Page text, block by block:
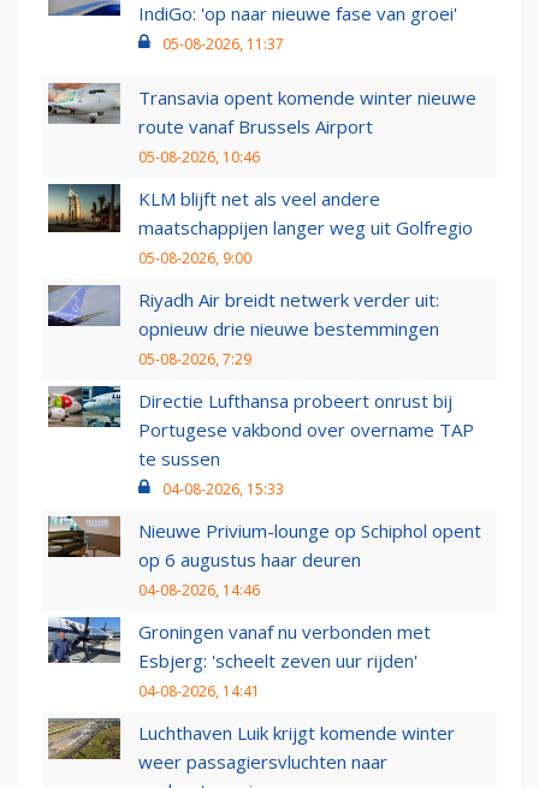
IndiGo: 'op naar nieuwe fase van groei'
05-08-2026, 11:37
Transavia opent komende winter nieuwe
route vanaf Brussels Airport
05-08-2026, 10:46
KLM blijft net als veel andere
maatschappijen langer weg uit Golfregio
05-08-2026, 9:00
Riyadh Air breidt netwerk verder uit:
opnieuw drie nieuwe bestemmingen
05-08-2026, 7:29
Directie Lufthansa probeert onrust bij
Portugese vakbond over overname TAP
te sussen
04-08-2026, 15:33
Nieuwe Privium-lounge op Schiphol opent
op 6 augustus haar deuren
04-08-2026, 14:46
Groningen vanaf nu verbonden met
Esbjerg: 'scheelt zeven uur rijden'
04-08-2026, 14:41
Luchthaven Luik krijgt komende winter
weer passagiersvluchten naar